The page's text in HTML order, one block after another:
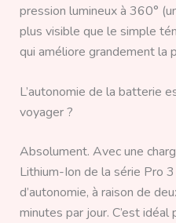
pression lumineux à 360°
plus visible que le simple
qui améliore grandement la
L’autonomie de la batterie
voyager ?
Absolument. Avec une
Lithium-Ion de la série Pro
d’autonomie, à raison de
minutes par jour. C’est